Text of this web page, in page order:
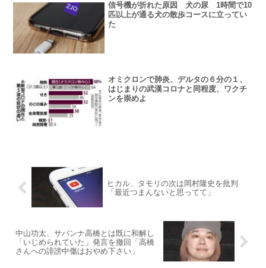
信号機が折れた原因 犬の尿 1時間で10
匹以上が通る犬の散歩コースに立ってい
た
オミクロンで肺炎、デルタの６分の１、
はじまりの武漢コロナと同程度、ワクチ
ンを崇めよ
ヒカル、タモリの次は岡村隆史を批判
「最近つまんないと思ってて」
中山功太、サバンナ高橋とは既に和解し
「いじめられていた」発言を撤回「高橋
さんへの誹謗中傷はおやめ下さい」